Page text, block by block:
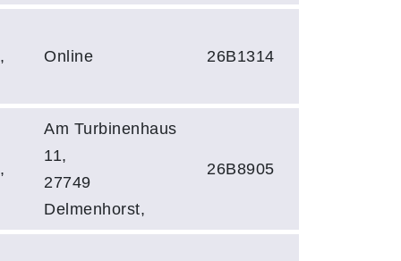
Online 26B1314
Am Turbinenhaus
11,
27749
Delmenhorst,
26B8905